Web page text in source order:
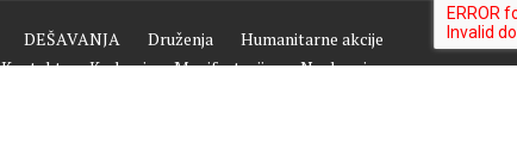
DEŠAVANJA Druženja
Humanitarne akcije
Kontakt Kurbani Manifestacije
Naslovnica